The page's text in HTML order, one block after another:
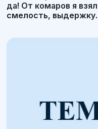
да! От комаров я
смелость, выдержку.